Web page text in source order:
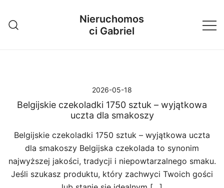
treści
Nieruchomos
ci Gabriel
2026-05-18
Belgijskie czekoladki 1750 sztuk – wyjątkowa
uczta dla smakoszy
Belgijskie czekoladki 1750 sztuk – wyjątkowa uczta
dla smakoszy Belgijska czekolada to synonim
najwyższej jakości, tradycji i niepowtarzalnego smaku.
Jeśli szukasz produktu, który zachwyci Twoich gości